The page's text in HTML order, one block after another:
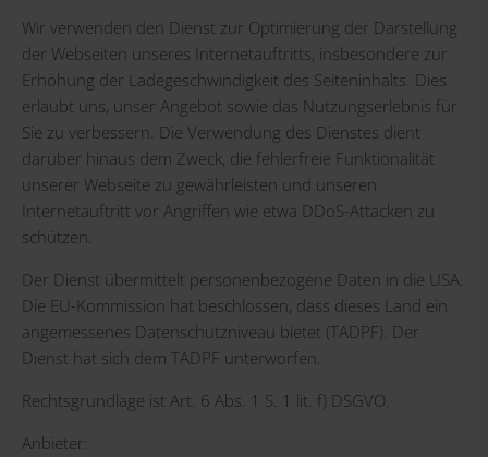
Wir verwenden den Dienst zur Optimierung der Darstellung
der Webseiten unseres Internetauftritts, insbesondere zur
Erhöhung der Ladegeschwindigkeit des Seiteninhalts. Dies
erlaubt uns, unser Angebot sowie das Nutzungserlebnis für
Sie zu verbessern. Die Verwendung des Dienstes dient
darüber hinaus dem Zweck, die fehlerfreie Funktionalität
unserer Webseite zu gewährleisten und unseren
Internetauftritt vor Angriffen wie etwa DDoS-Attacken zu
schützen.
Der Dienst übermittelt personenbezogene Daten in die USA.
Die EU-Kommission hat beschlossen, dass dieses Land ein
angemessenes Datenschutzniveau bietet (TADPF). Der
Dienst hat sich dem TADPF unterworfen.
Rechtsgrundlage ist Art. 6 Abs. 1 S. 1 lit. f) DSGVO.
Anbieter: